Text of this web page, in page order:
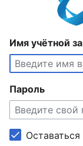
Имя учётной
Пароль